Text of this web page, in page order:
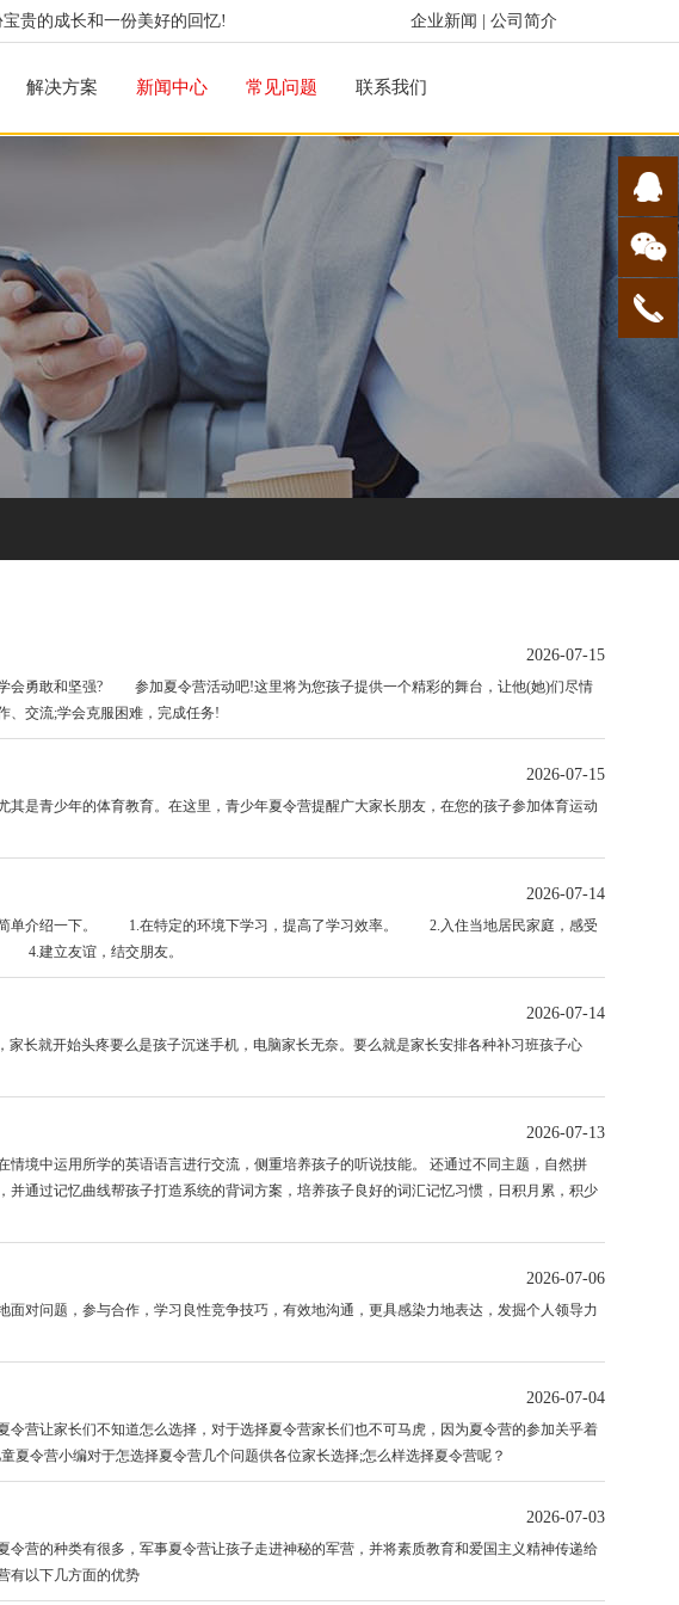
企业新闻 公司简介
贵的成长和一份美好的回忆!
解决方案 新闻中心 常见问题 联系我们
2026-07-15
勇敢和坚强? 参加夏令营活动吧!这里将为您孩子提供一个精彩的舞台，让他(她)们尽情
、交流;学会克服困难，完成任务!
2026-07-15
青少年的体育教育。在这里，青少年夏令营提醒广大家长朋友，在您的孩子参加体育运动
2026-07-14
单介绍一下。 1.在特定的环境下学习，提高了学习效率。 2.入住当地居民家庭，感受
4.建立友谊，结交朋友。
2026-07-14
就开始头疼要么是孩子沉迷手机，电脑家长无奈。要么就是家长安排各种补习班孩子心
2026-07-13
中运用所学的英语语言进行交流，侧重培养孩子的听说技能。 还通过不同主题，自然拼
通过记忆曲线帮孩子打造系统的背词方案，培养孩子良好的词汇记忆习惯，日积月累，积少
2026-07-06
问题，参与合作，学习良性竞争技巧，有效地沟通，更具感染力地表达，发掘个人领导力
2026-07-04
让家长们不知道怎么选择，对于选择夏令营家长们也不可马虎，因为夏令营的参加关乎着
令营小编对于怎选择夏令营几个问题供各位家长选择;怎么样选择夏令营呢？
2026-07-03
的种类有很多，军事夏令营让孩子走进神秘的军营，并将素质教育和爱国主义精神传递给
有以下几方面的优势